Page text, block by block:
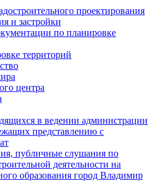
проектирования
и застройки
по планировке
территорий
центра
в ведении администрации
представлению с
публичные слушания по
деятельности на
образования город Владимир